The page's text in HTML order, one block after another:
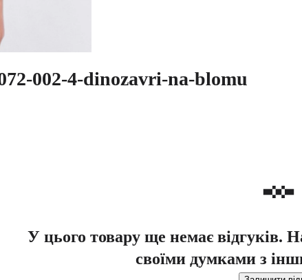
002-4-dinozavri-na-blomu
У цього товару ще немає відгуків.
своїми думками з